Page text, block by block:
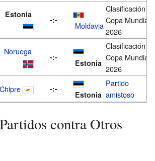
Estonia
-:-
Moldavia
Clasificación
Copa Mundial
2026
Noruega
-:-
Estonia
Clasificación
Copa Mundial
2026
Chipre -:-
Estonia
Partido
amistoso
contra Otros